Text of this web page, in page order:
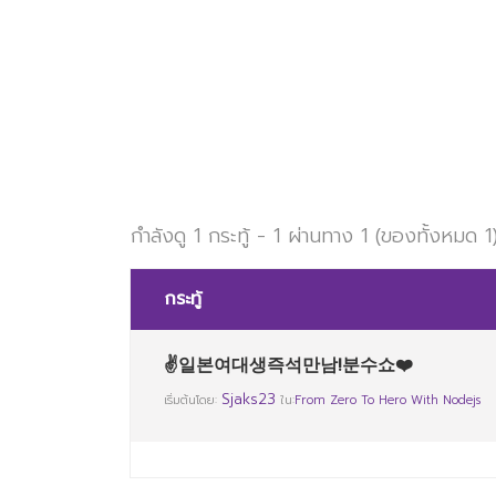
กำลังดู 1 กระทู้ - 1 ผ่านทาง 1 (ของทั้งหมด 1)
กระทู้
✌일본여대생즉석만남!분수쇼❤️
เริ่มต้นโดย: Sjaks23 ใน:From Zero To Hero With Nodejs